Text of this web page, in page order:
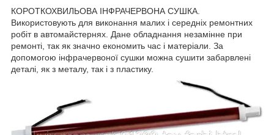
КОРОТКОХВИЛЬОВА ІНФРАЧЕРВОНА СУШКА.
Використовують для виконання малих і середніх ремонтних
робіт в автомайстернях. Дане обладнання незамінне при
ремонті, так як значно економить час і матеріали. За
допомогою інфрачервоної сушки можна сушити забарвлені
деталі, як з металу, так і з пластику.